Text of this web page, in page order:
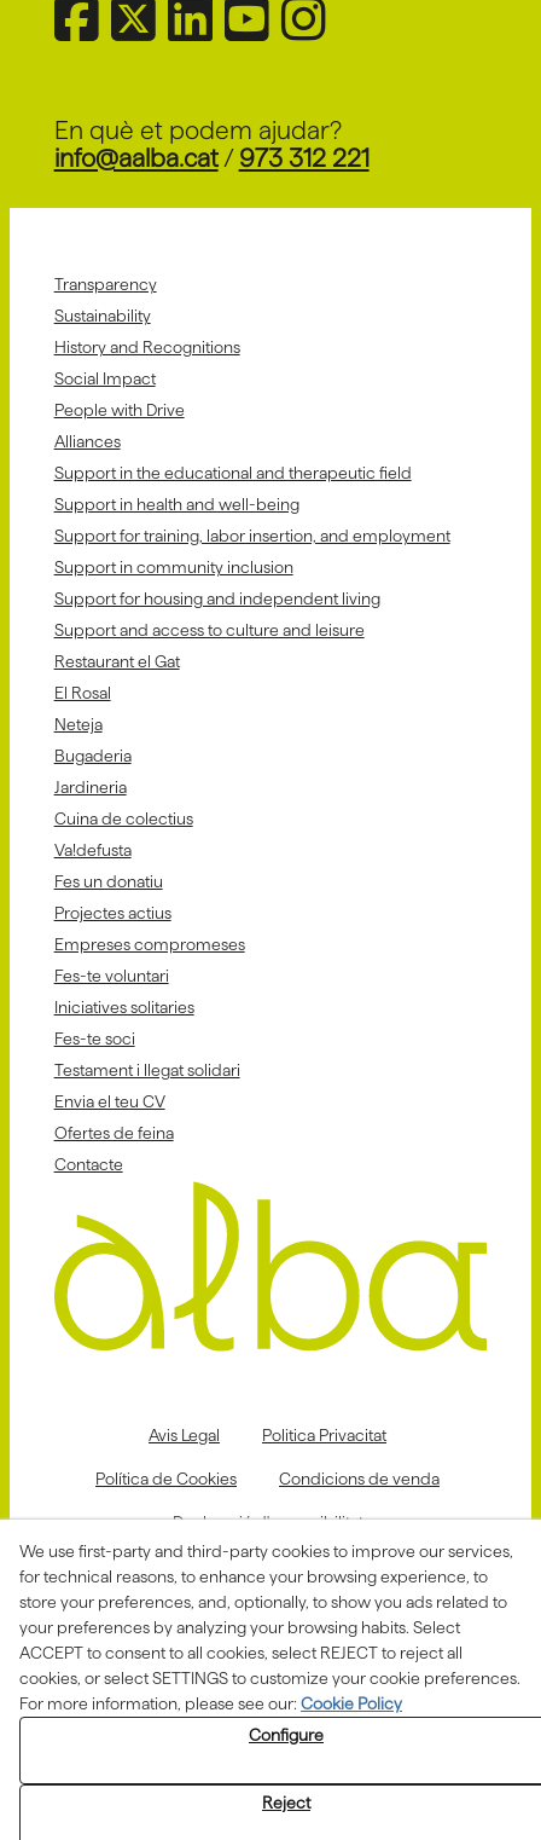
En què et podem ajudar?
info@aalba.cat/ 973 312 221
Transparency
Sustainability
History and Recognitions
Social Impact
People with Drive
Alliances
Support in the educational and therapeutic field
Support in health and well-being
Support for training, labor insertion, and employment
Support in community inclusion
Support for housing and independent living
Support and access to culture and leisure
Restaurant el Gat
El Rosal
Neteja
Bugaderia
Jardineria
Cuina de colectius
Va!defusta
Fes un donatiu
Projectes actius
Empreses compromeses
Fes-te voluntari
Iniciatives solitaries
Fes-te soci
Testament i llegat solidari
Envia el teu CV
Ofertes de feina
Contacte
Avis Legal Politica Privacitat
Política de Cookies Condicions de venda
Declaració d'accessibilitat
Canal de denúncies
Aquesta actuació està impulsada i subvencionada pel
Departament d'Empresa i Treball i finançada pel Fons
Social Europeu com a part de la resposta de la Unió
Europea a la pandèmia de COVID-19.
We use first-party and third-party cookies to improve our services,
for technical reasons, to enhance your browsing experience, to
store your preferences, and, optionally, to show you ads related to
your preferences by analyzing your browsing habits. Select
ACCEPT to consent to all cookies, select REJECT to reject all
cookies, or select SETTINGS to customize your cookie preferences.
For more information, please see our: Cookie Policy
Configure
Reject